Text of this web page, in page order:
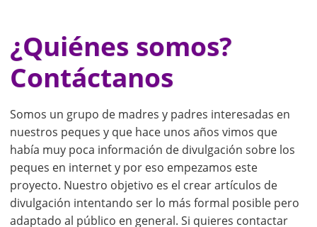
¿Quiénes somos?
Contáctanos
Somos un grupo de madres y padres interesadas en
nuestros peques y que hace unos años vimos que
había muy poca información de divulgación sobre los
peques en internet y por eso empezamos este
proyecto. Nuestro objetivo es el crear artículos de
divulgación intentando ser lo más formal posible pero
adaptado al público en general. Si quieres contactar